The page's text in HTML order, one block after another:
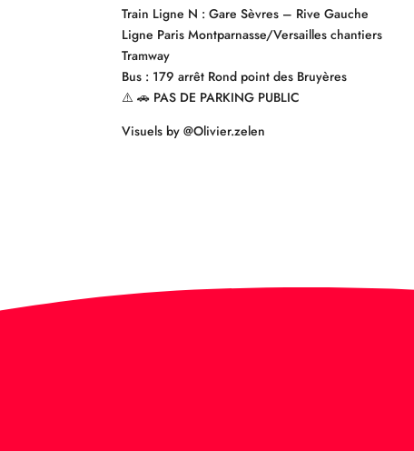
Train Ligne N : Gare Sèvres – Rive Gauche
Ligne Paris Montparnasse/Versailles chantiers
Tramway
Bus : 179 arrêt Rond point des Bruyères
⚠️ 🚗 PAS DE PARKING PUBLIC
Visuels by @Olivier.zelen